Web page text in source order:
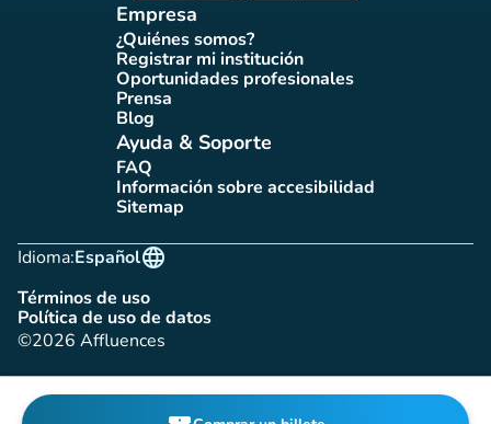
Empresa
¿Quiénes somos?
(nueva pestaña)
Registrar mi institución
(nueva pestaña)
Oportunidades profesionales
(nueva pestaña)
Prensa(nueva pestaña)
Blog(nueva pestaña)
Ayuda & Soporte
FAQ(nueva pestaña)
Información sobre accesibilidad
(nueva pestaña)
Sitemap(nueva pestaña)
Idioma:
language
Español
Términos de uso
(nueva pestaña)
Política de uso de datos
(nueva pestaña)
©2026 Affluences